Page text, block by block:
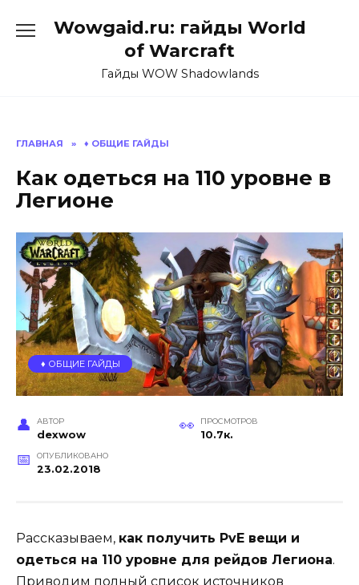
Wowgaid.ru: гайды World
of Warcraft
Гайды WOW Shadowlands
ГЛАВНАЯ » ♦️ ОБЩИЕ ГАЙДЫ
Как одеться на 110 уровне в
Легионе
♦️ ОБЩИЕ ГАЙДЫ
АВТОР
dexwow
ПРОСМОТРОВ
10.7к.
ОПУБЛИКОВАНО
23.02.2018
Рассказываем, как получить PvE вещи и
одеться на 110 уровне для рейдов Легиона.
Приводим полный список источников